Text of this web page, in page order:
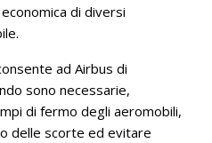
di diversi
ad Airbus di
sono necessarie,
di fermo degli aeromobili,
delle scorte ed evitare